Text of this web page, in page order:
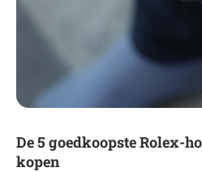
De 5 goedkoopste Rolex-
kopen